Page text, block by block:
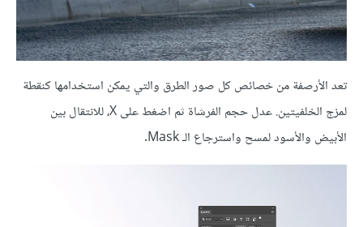
تعد الأرصفة من خصائص كل صور الطرق والتي يمكن استخدامها كنقطة
لمزج الخلفيتين. عدل حجم الفرشاة ثم اضغط على X، للانتقال بين
الأبيض والأسود لمسح واسترجاع الـ Mask.